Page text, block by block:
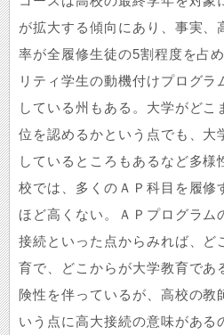
が拡大する傾向にあり、事実、
率が全履修生徒の5割程度を占
リティ学生の動機付けプログラ
している州もある。大学がどこ
位を認めるかという点でも、大
しているところもあるなど多様
校では、多くのＡＰ科目を履修
ほど高くない。ＡＰプログラム
接続といった点からみれば、ど
育で、どこからが大学教育であ
険性を伴っているが、高校の教
いう点に高大接続の意味がある